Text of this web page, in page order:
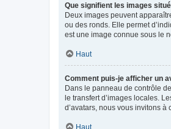
Que signifient les images
Deux images peuvent
ou des ronds. Elle permet
est une image connue sous le
Haut
Comment puis-je afficher un
Dans le panneau de contrôle
le transfert d’images locales.
d’avatars, nous vous invitons à
Haut